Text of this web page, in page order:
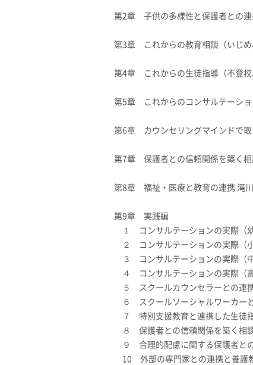
第2章 子供の多様性と保護者との
第3章 これからの教育相談（いじ
第4章 これからの生徒指導（不登
第5章 これからのコンサルテーシ
第6章 カウンセリングマインドで
第7章 保護者との信頼関係を築く
第8章 福祉・医療と教育の連携 滝
第9章 実践編
１ コンサルテーションの実際（
２ コンサルテーションの実際
３ コンサルテーションの実際
４ コンサルテーションの実際
５ スクールカウンセラーとの
６ スクールソーシャルワーカー
７ 特別支援教育と連携した生
８ 保護者との信頼関係を築く相
９ 合理的配慮に関する保護者と
10 外部の専門家との連携と養護